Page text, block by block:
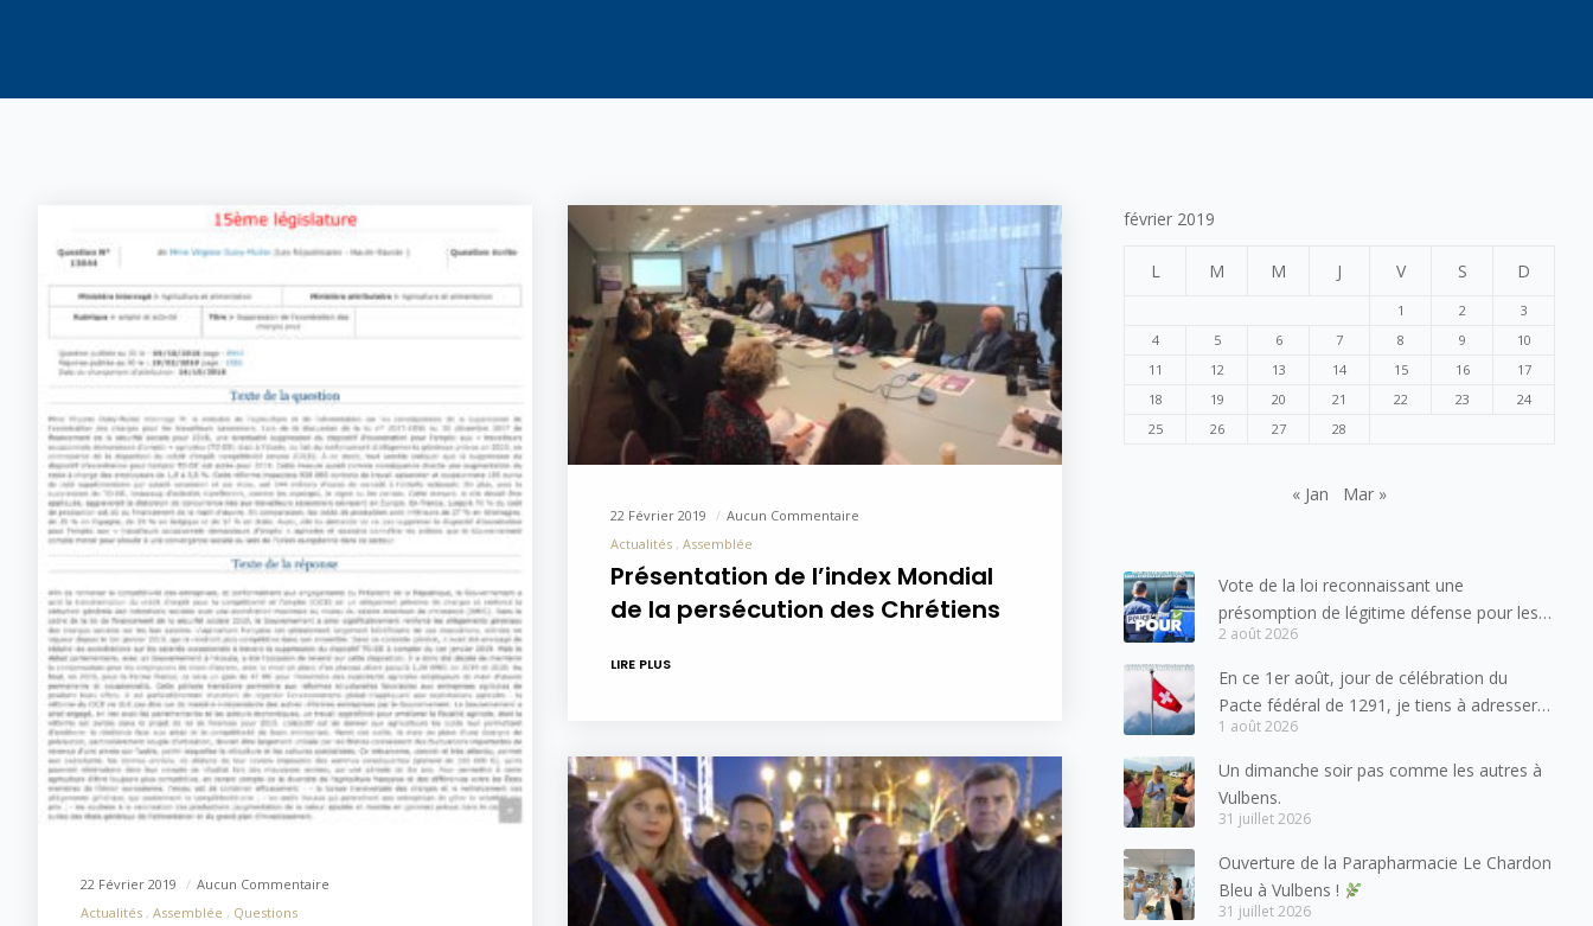
22 Février 2019
Aucun Commentaire
Actualités Assemblée Questions
22 Février 2019
Aucun Commentaire
Actualités Assemblée
Présentation de l’index Mondial
de la persécution des Chrétiens
LIRE PLUS
février 2019
L M M J V S D
1 2
3
4
5 6 7 8 9
10
11
12 13 14 15 16
17
18
19 20 21 22 23
24
25
26 27 28
« Jan Mar »
Vote de la loi reconnaissant une
présomption de légitime défense pour les
forces de l’ordre
2 août 2026
En ce 1er août, jour de célébration du
Pacte fédéral de 1291, je tiens à adresser
mes meilleures salutations à nos voisins et
amis suisses, et plus particulièrement aux
habitants du bassin genevois et de l’arc
lémanique, avec lesquels la Haute-Savoie
1 août 2026
Un dimanche soir pas comme les autres à
Vulbens.
31 juillet 2026
Ouverture de la Parapharmacie Le Chardon
Bleu à Vulbens !
31 juillet 2026